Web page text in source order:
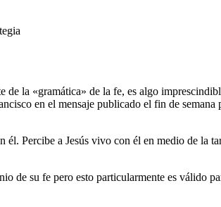
de la «gramática» de la fe, es algo
en el mensaje publicado el fin de semana
Percibe a Jesús vivo con él en medio de la
de su fe pero esto particularmente es válido